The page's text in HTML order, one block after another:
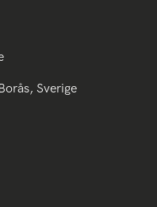
Sverige